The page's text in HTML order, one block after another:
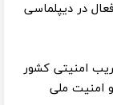
در دیپلماسی
امنیتی کشور
امنیت ملی